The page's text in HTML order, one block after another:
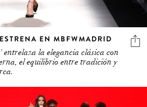
EN MBFWMADRID
la elegancia clásica con
el equilibrio entre tradición y